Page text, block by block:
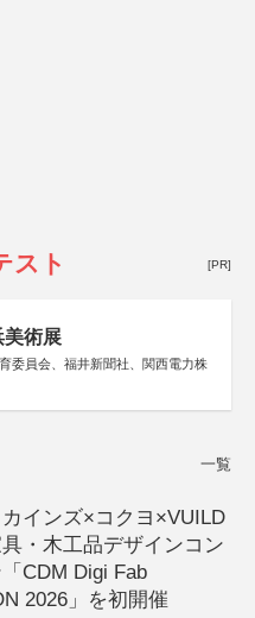
スト [PR]
美術展
委員会、福井新聞社、関西電力株
一覧
カインズ×コクヨ×VUILD
・木工品デザインコン
CDM Digi Fab
2026」を初開催